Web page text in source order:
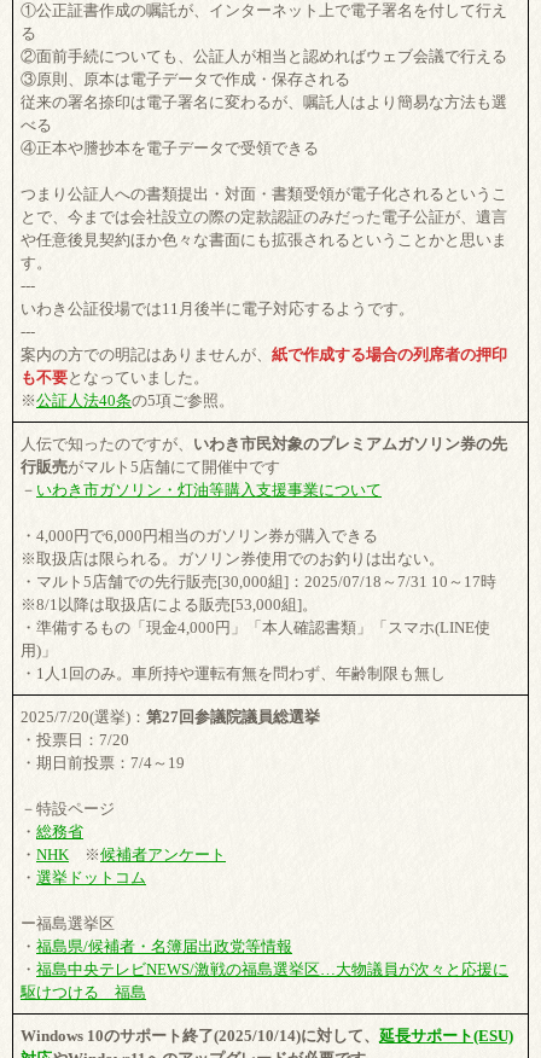
①公正証書作成の嘱託が、インターネット上で電子署名を付して行え
る
②面前手続についても、公証人が相当と認めればウェブ会議で行える
③原則、原本は電子データで作成・保存される
従来の署名捺印は電子署名に変わるが、嘱託人はより簡易な方法も選
べる
④正本や謄抄本を電子データで受領できる
つまり公証人への書類提出・対面・書類受領が電子化されるというこ
とで、今までは会社設立の際の定款認証のみだった電子公証が、遺言
や任意後見契約ほか色々な書面にも拡張されるということかと思いま
す。
---
いわき公証役場では11月後半に電子対応するようです。
---
案内の方での明記はありませんが、 紙で作成する場合の列席者の押印
も不要となっていました。
※公証人法40条の5項ご参照。
人伝で知ったのですが、 いわき市民対象のプレミアムガソリン券の先
行販売がマルト5店舗にて開催中です
－ いわき市ガソリン・灯油等購入支援事業について
・4,000円で6,000円相当のガソリン券が購入できる
※取扱店は限られる。ガソリン券使用でのお釣りは出ない。
・マルト5店舗での先行販売[30,000組]：2025/07/18～7/31 10～17時
※8/1以降は取扱店による販売[53,000組]。
・準備するもの「現金4,000円」「本人確認書類」「スマホ(LINE使
用)」
・1人1回のみ。車所持や運転有無を問わず、年齢制限も無し
2025/7/20(選挙)： 第27回参議院議員総選挙
・投票日：7/20
・期日前投票：7/4～19
－特設ページ
・ 総務省
・ NHK※候補者アンケート
・ 選挙ドットコム
ー福島選挙区
・ 福島県/候補者・名簿届出政党等情報
・ 福島中央テレビNEWS/激戦の福島選挙区…大物議員が次々と応援に
駆けつける 福島
Windows 10のサポート終了(2025/10/14)に対して、 延長サポート(ESU)